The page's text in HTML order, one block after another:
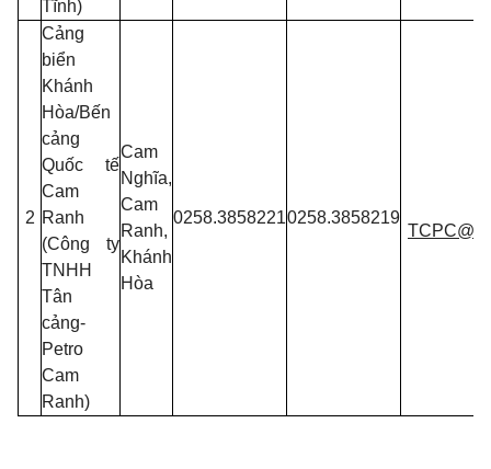
Tĩnh)
2
Cảng
biển
Khánh
Hòa/Bến
cảng
Quốc tế
Cam
Ranh
(Công ty
TNHH
Tân
cảng-
Petro
Cam
Ranh)
Cam
Nghĩa,
Cam
Ranh,
Khánh
Hòa
0258.38582210258.3858219